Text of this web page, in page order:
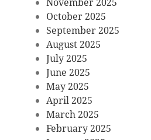
October 2025
September 2025
August 2025
July 2025
June 2025
May 2025
April 2025
March 2025
February 2025